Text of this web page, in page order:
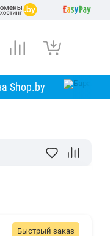
Shop.by
Быстрый заказ